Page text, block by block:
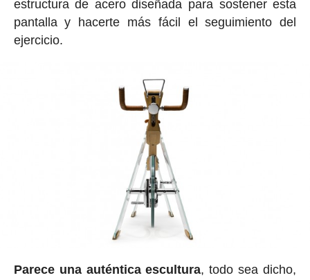
estructura de acero diseñada para sostener esta
pantalla y hacerte más fácil el seguimiento del
ejercicio.
Parece una auténtica escultura, todo sea dicho,